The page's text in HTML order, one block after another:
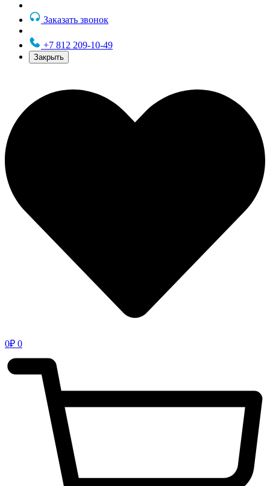
Заказать звонок
+7 812 209-10-49
Закрыть
0₽ 0